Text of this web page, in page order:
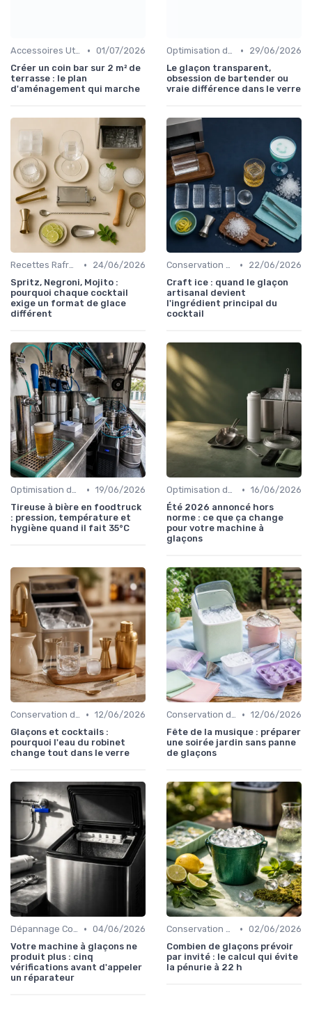
Accessoires Utiles • 01/07/2026
Créer un coin bar sur 2 m² de
terrasse : le plan
d'aménagement qui marche
Optimisation de Production •
29/06/2026
Le glaçon transparent,
obsession de bartender ou
vraie différence dans le verre
Recettes Rafraîchissantes •
24/06/2026
Spritz, Negroni, Mojito :
pourquoi chaque cocktail
exige un format de glace
différent
Conservation des Glaçons •
22/06/2026
Craft ice : quand le glaçon
artisanal devient
l'ingrédient principal du
cocktail
Optimisation de Production • 19/06/2026
Tireuse à bière en foodtruck
: pression, température et
hygiène quand il fait 35°C
Optimisation de Production • 16/06/2026
Été 2026 annoncé hors
norme : ce que ça change
pour votre machine à
glaçons
Conservation des Glaçons • 12/06/2026
Glaçons et cocktails :
pourquoi l'eau du robinet
change tout dans le verre
Conservation des Glaçons • 12/06/2026
Fête de la musique : préparer
une soirée jardin sans panne
de glaçons
Dépannage Courant • 04/06/2026
Votre machine à glaçons ne
produit plus : cinq
vérifications avant d'appeler
un réparateur
Conservation des Glaçons • 02/06/2026
Combien de glaçons prévoir
par invité : le calcul qui évite
la pénurie à 22 h